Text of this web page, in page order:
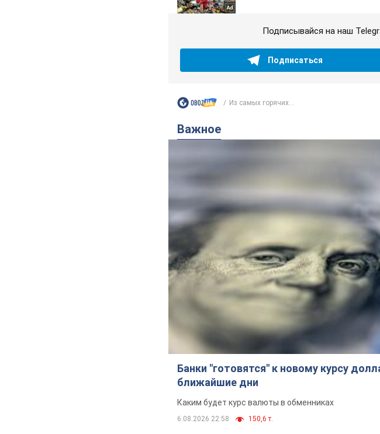
Подписывайся на наш
Подписаться
Из самых горячих...
Важное
Банки "готовятся" к новому курсу
ближайшие дни
Каким будет курс валюты в обменниках
6.08.2026 22:58 150,6 т.